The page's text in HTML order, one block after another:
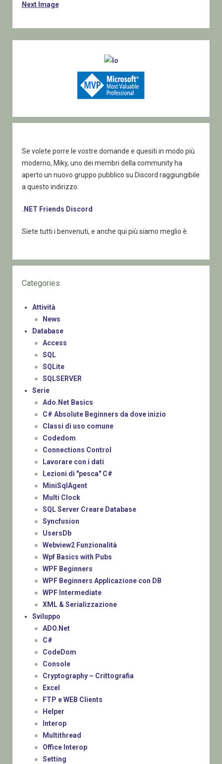
Next Image
Se volete porre le vostre domande e quesiti in modo più
moderno, Miky, uno dei membri della community ha
aperto un nuovo gruppo pubblico su Discord raggiungibile
a questo indirizzo:
.NET Friends Discord
Siete tutti i benvenuti, e anche qui più siamo meglio è.
Categories
Attività
News
Database
Access
SQL
SQLite
SQLSERVER
Serie
Ado.Net Basics
C# Absolute Beginners da dove inizio
Classi di uso comune
Codedom
Connections Control
Lavorare con i dati
Lezioni di "pesca" C#
MiniSqlAgent
Multi Clock
SQL Server Creare Database
Syncfusion
UsersDb
Webview2 Funzionalità
Wpf Basics with Pubs
WPF Beginners
WPF Beginners Applicazione con DB
WPF Intermediate
XML & Serializzazione
Sviluppo
ADO.Net
C#
CodeDom
Console
Cryptography – Crittografia
Excel
FTP e WEB Clients
Helper
Interop
Multithread
Office Interop
Setting